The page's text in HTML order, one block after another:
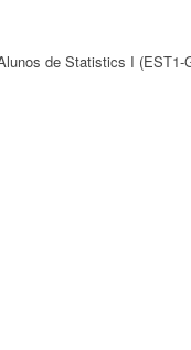
de Statistics I (EST1-